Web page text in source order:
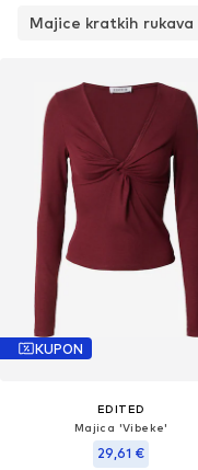
Majice kratkih rukava
KUPON
EDITED
Majica 'Vibeke'
29,61 €